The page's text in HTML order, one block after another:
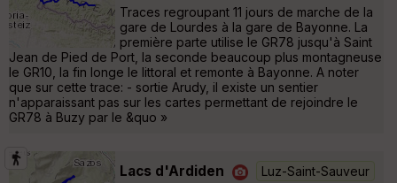
Traces regroupant 11 jours de marche de la
gare de Lourdes à la gare de Bayonne. La
première parte utilise le GR78 jusqu'à Saint
Jean de Pied de Port, la seconde beaucoup plus montagneuse
le GR10, la fin longe le littoral et remonte à Bayonne. A noter
que sur cette trace: - sortie Arudy, il existe un sentier
n'apparaissant pas sur les cartes permettant de rejoindre le
GR78 à Buzy par le &quo »
Lacs d'Ardiden Luz-Saint-Sauveur